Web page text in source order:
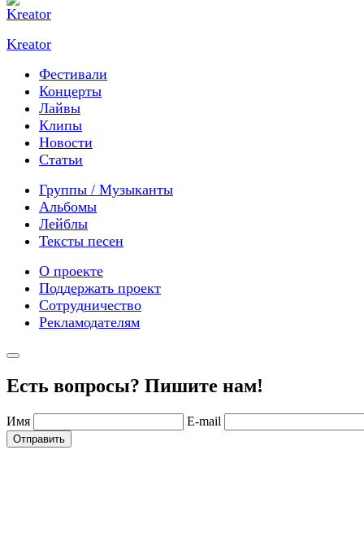
Kreator
Фестивали
Концерты
Лайвы
Клипы
Новости
Статьи
Группы / Музыканты
Альбомы
Лейблы
Тексты песен
О проекте
Поддержать проект
Сотрудничество
Рекламодателям
Есть вопросы? Пишите нам!
Имя E-mail